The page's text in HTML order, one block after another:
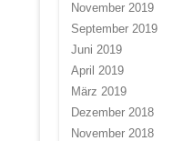
November 2019
September 2019
Juni 2019
April 2019
März 2019
Dezember 2018
November 2018